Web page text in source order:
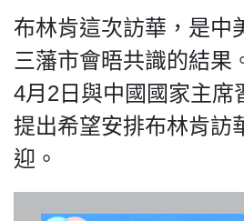
布林肯這次訪華，是中
三藩市會晤共識的結果
4月2日與中國國家主席
提出希望安排布林肯訪
迎。